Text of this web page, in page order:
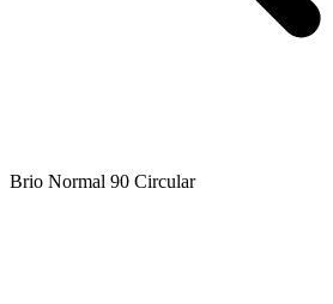
Brio Normal 90 Circular